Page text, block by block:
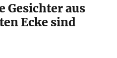
Gesichter aus
Ecke sind